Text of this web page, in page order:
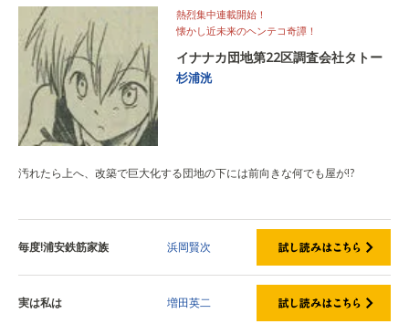
熱烈集中連載開始！
懐かし近未来のヘンテコ奇譚！
イナナカ団地第22区調査会社タトー
杉浦洸
汚れたら上へ、改築で巨大化する団地の下には前向きな何でも屋が!?
毎度!浦安鉄筋家族 浜岡賢次
実は私は 増田英二